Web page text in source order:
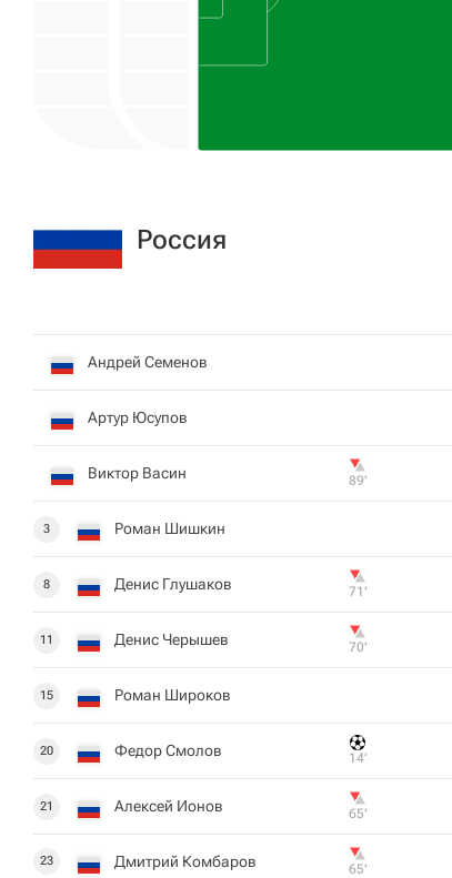
Россия
Андрей Семенов
Артур Юсупов
Виктор Васин 89‎’‎
3 Роман Шишкин
8 Денис Глушаков 71‎’‎
11 Денис Черышев 70‎’‎
15 Роман Широков
20 Федор Смолов 14‎’‎
21 Алексей Ионов 65‎’‎
23 Дмитрий Комбаров 65‎’‎